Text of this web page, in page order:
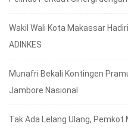
Wakil Wali Kota Makassar
ADINKES
Munafri Bekali Kontingen
Jambore Nasional
Tak Ada Lelang Ulang,